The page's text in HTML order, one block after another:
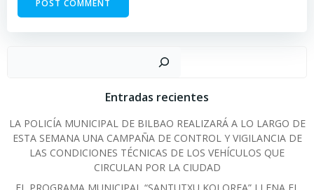
Entradas recientes
LA POLICÍA MUNICIPAL DE BILBAO REALIZARÁ A LO LARGO DE
ESTA SEMANA UNA CAMPAÑA DE CONTROL Y VIGILANCIA DE
LAS CONDICIONES TÉCNICAS DE LOS VEHÍCULOS QUE
CIRCULAN POR LA CIUDAD